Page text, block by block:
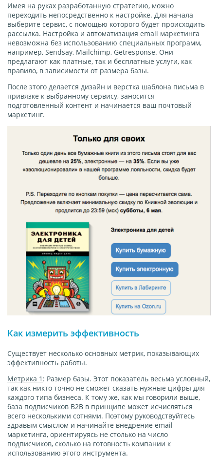
Имея на руках разработанную стратегию, можно
переходить непосредственно к настройке. Для начала
выберите сервис, с помощью которого будет происходить
рассылка. Настройка и автоматизация email маркетинга
невозможна без использованию специальных программ,
например, Sendsay, Mailchimp, Getresponse. Они
предлагают как платные, так и бесплатные услуги, как
правило, в зависимости от размера базы.
После этого делается дизайн и верстка шаблона письма в
привязке к выбранному сервису, заносится
подготовленный контент и начинается ваш почтовый
маркетинг.
Как измерить эффективность
Существует несколько основных метрик, показывающих
эффективность работы.
Метрика 1 : Размер базы. Этот показатель весьма условный,
так как никто точно не сможет сказать нужные цифры для
каждого типа бизнеса. К тому же, как мы говорили выше,
база подписчиков В2В в принципе может исчисляться
всего несколькими сотнями. Поэтому руководствуйтесь
здравым смыслом и начинайте внедрение email
маркетинга, ориентируясь не столько на число
подписчиков, сколько на готовность компании к
использованию этого инструмента.